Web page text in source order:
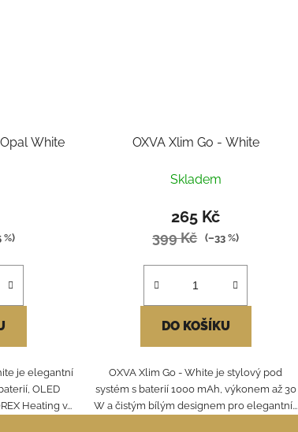
White
%)
je elegantní
OLED
Heating v...
OXVA Xlim Go - White
Skladem
265 Kč
399 Kč (–33 %)
DO KOŠÍKU
OXVA Xlim Go - White je stylový pod
systém s baterií 1000 mAh, výkonem až 30
W a čistým bílým designem pro elegantní...